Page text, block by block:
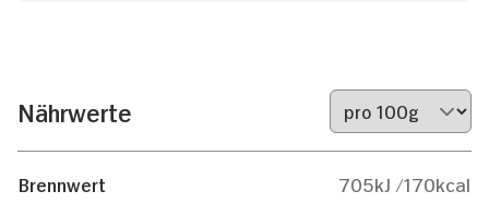
Nährwerte
Brennwert 705kJ /170kcal